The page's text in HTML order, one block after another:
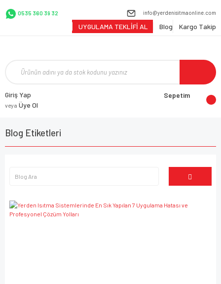
0535 360 39 32 info@yerdenisitmaonline.com
UYGULAMA TEKLİFİ AL Blog Kargo Takip
Giriş Yap
veya Üye Ol
Sepetim
Blog Etiketleri